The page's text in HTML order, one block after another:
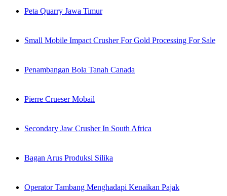
Peta Quarry Jawa Timur
Small Mobile Impact Crusher For Gold Processing For Sale
Penambangan Bola Tanah Canada
Pierre Crueser Mobail
Secondary Jaw Crusher In South Africa
Bagan Arus Produksi Silika
Operator Tambang Menghadapi Kenaikan Pajak